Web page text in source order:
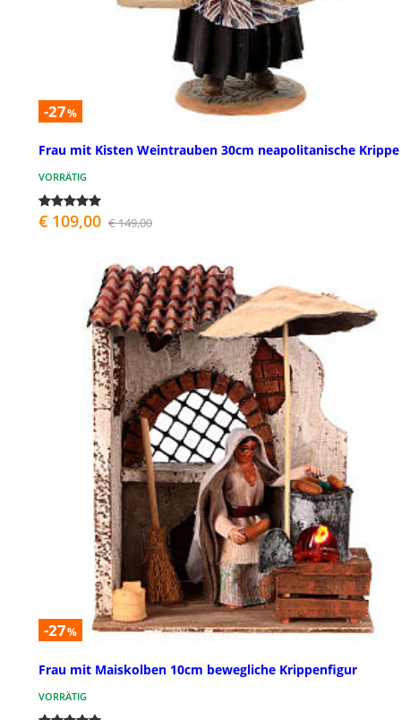
-27%
Frau mit Kisten Weintrauben 30cm neapolitanische Krippe
VORRÄTIG
€ 109,00 € 149,00
-27%
Frau mit Maiskolben 10cm bewegliche Krippenfigur
VORRÄTIG